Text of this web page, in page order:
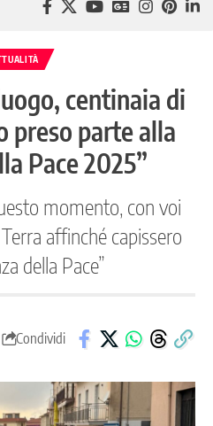
centinaia di
preso parte alla
Pace 2025”
momento, con voi
affinché capissero
della Pace”
Condividi